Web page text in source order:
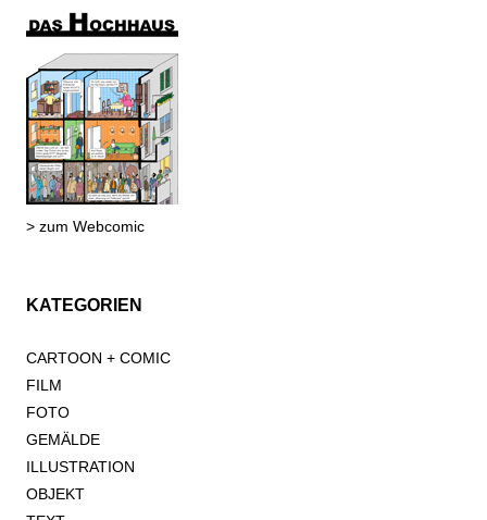
> zum Webcomic
KATEGORIEN
CARTOON + COMIC
FILM
FOTO
GEMÄLDE
ILLUSTRATION
OBJEKT